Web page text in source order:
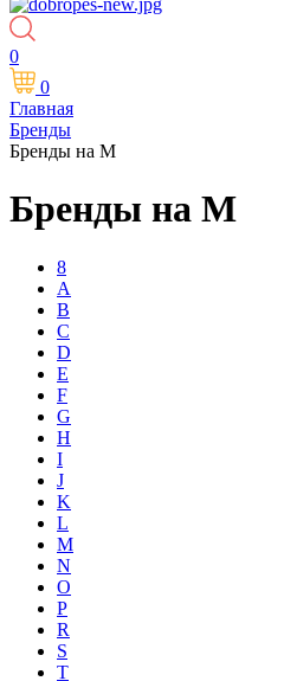
0
0
Главная
Бренды
Бренды на M
Бренды на M
8
A
B
C
D
E
F
G
H
I
J
K
L
M
N
O
P
R
S
T